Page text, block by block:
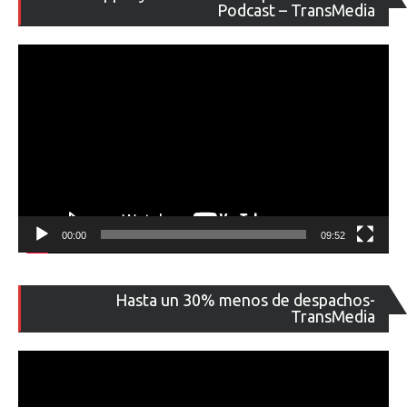
Podcast – TransMedia
de
00:00 09:52
Hasta un 30% menos de despachos-
TransMedia
de